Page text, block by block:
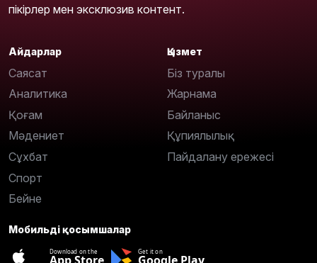
пікірлер мен эксклюзив контент.
Айдарлар
Саясат
Аналитика
Қоғам
Мәдениет
Сұхбат
Спорт
Бейне
Қызмет
Біз туралы
Жарнама
Байланыс
Құпиялылық
Пайдалану ережесі
Мобильді қосымшалар
Download on the Get it on